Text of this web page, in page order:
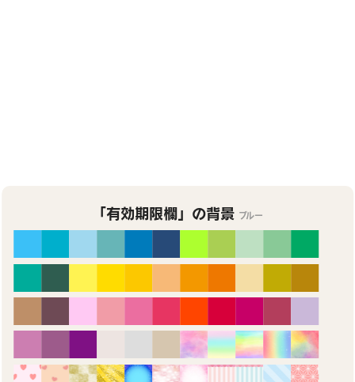
「有効期限欄」の背景 ブルー